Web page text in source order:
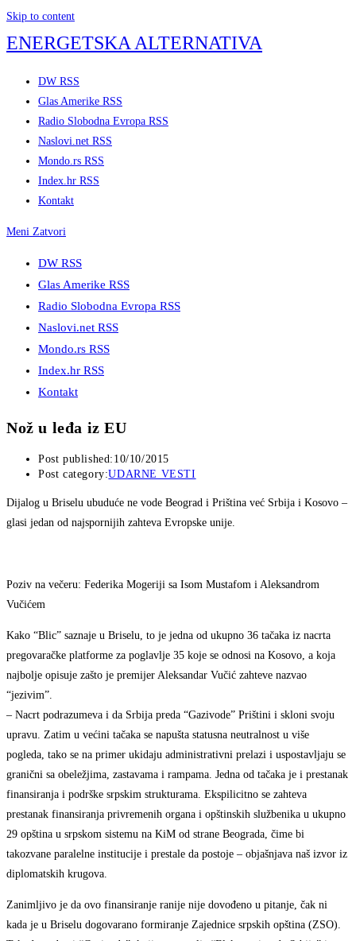
Skip to content
ENERGETSKA ALTERNATIVA
DW RSS
Glas Amerike RSS
Radio Slobodna Evropa RSS
Naslovi.net RSS
Mondo.rs RSS
Index.hr RSS
Kontakt
Meni Zatvori
DW RSS
Glas Amerike RSS
Radio Slobodna Evropa RSS
Naslovi.net RSS
Mondo.rs RSS
Index.hr RSS
Kontakt
Nož u leđa iz EU
Post published: 10/10/2015
Post category:UDARNE VESTI
Dijalog u Briselu ubuduće ne vode Beograd i Priština već Srbija i Kosovo –
glasi jedan od najspornijih zahteva Evropske unije.
Poziv na večeru: Federika Mogeriji sa Isom Mustafom i Aleksandrom
Vučićem
Kako “Blic” saznaje u Briselu, to je jedna od ukupno 36 tačaka iz nacrta
pregovaračke platforme za poglavlje 35 koje se odnosi na Kosovo, a koja
najbolje opisuje zašto je premijer Aleksandar Vučić zahteve nazvao
“jezivim”.
– Nacrt podrazumeva i da Srbija preda “Gazivode” Prištini i skloni svoju
upravu. Zatim u većini tačaka se napušta statusna neutralnost u više
pogleda, tako se na primer ukidaju administrativni prelazi i uspostavljaju se
granični sa obeležjima, zastavama i rampama. Jedna od tačaka je i prestanak
finansiranja i podrške srpskim strukturama. Ekspilicitno se zahteva
prestanak finansiranja privremenih organa i opštinskih službenika u ukupno
29 opština u srpskom sistemu na KiM od strane Beograda, čime bi
takozvane paralelne institucije i prestale da postoje – objašnjava naš izvor iz
diplomatskih krugova.
Zanimljivo je da ovo finansiranje ranije nije dovođeno u pitanje, čak ni
kada je u Briselu dogovarano formiranje Zajednice srpskih opština (ZSO).